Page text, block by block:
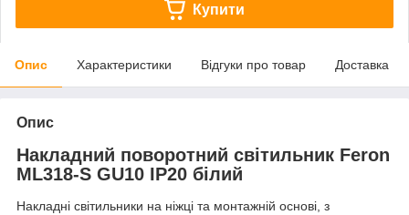
Купити
Опис Характеристики Відгуки про товар Доставка
Опис
Накладний поворотний світильник Feron
ML318-S GU10 IP20 білий
Накладні світильники на ніжці та монтажній основі, з